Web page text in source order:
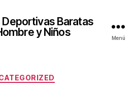
Baratas
y Niños
Menú
Categorías